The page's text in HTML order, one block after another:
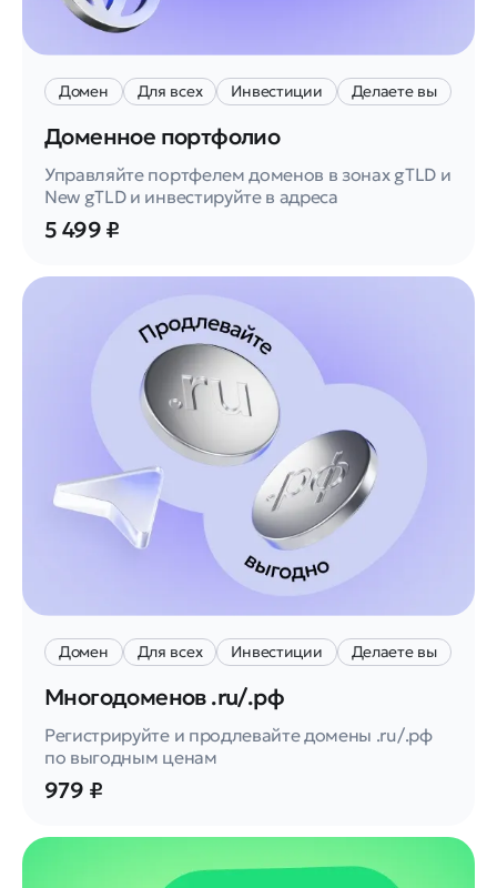
Домен Для всех Инвестиции Делаете вы
Доменное портфолио
Управляйте портфелем доменов в зонах gTLD и
New gTLD и инвестируйте в адреса
5 499 ₽
Домен Для всех Инвестиции Делаете вы
Многодоменов .ru/.рф
Регистрируйте и продлевайте домены .ru/.рф
по выгодным ценам
979 ₽